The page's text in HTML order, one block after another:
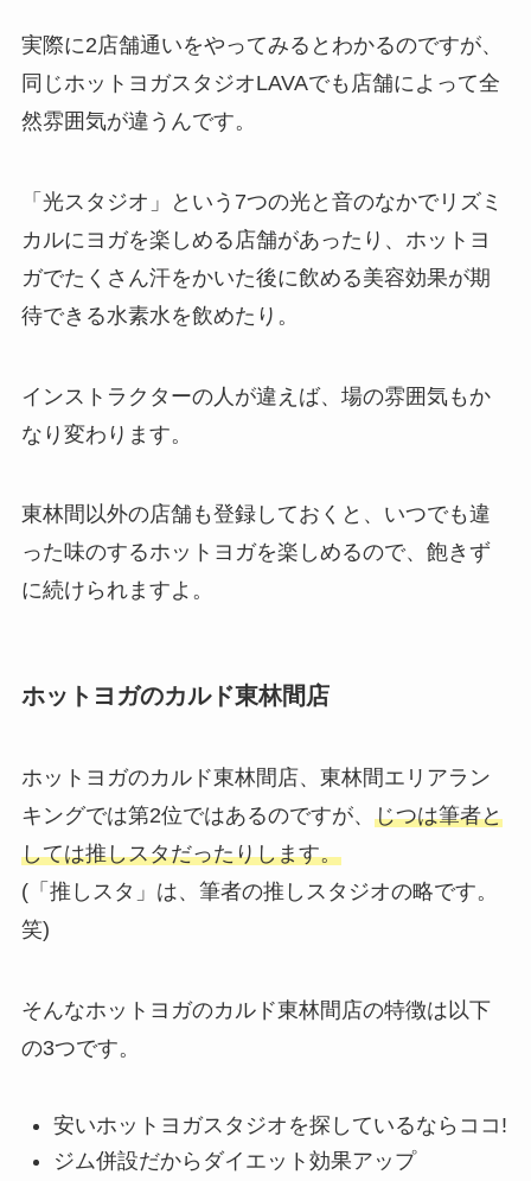
実際に2店舗通いをやってみるとわかるのですが、
同じホットヨガスタジオLAVAでも店舗によって全
然雰囲気が違うんです。
「光スタジオ」
という7つの光と音のなかでリズミ
カルにヨガを楽しめる店舗があったり、ホットヨ
ガでたくさん汗をかいた後に飲める美容効果が期
待できる水素水を飲めたり。
インストラクターの人が違えば、場の雰囲気もか
なり変わります。
東林間以外の店舗も登録しておくと、いつでも違
った味のするホットヨガを楽しめるので、飽きず
に続けられますよ。
ホットヨガのカルド東林間店
ホットヨガのカルド東林間店、東林間エリアラン
キングでは第2位ではあるのですが、 じつは筆者と
しては推しスタだったりします。
(「推しスタ」は、筆者の推しスタジオの略です。
笑)
そんなホットヨガのカルド東林間店の特徴は以下
の3つです。
安いホットヨガスタジオを探しているならココ!
ジム併設だからダイエット効果アップ